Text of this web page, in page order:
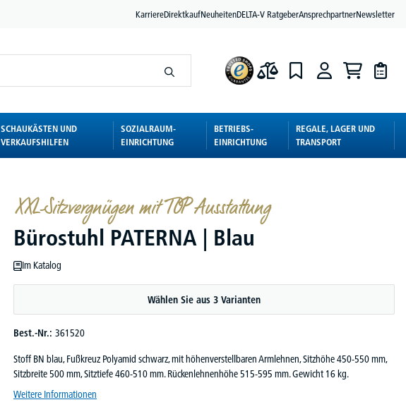
KarriereDirektkaufNeuheitenDELTA-V RatgeberAnsprechpartnerNewsletter
SCHAUKÄSTEN UND
VERKAUFSHILFEN
SOZIALRAUM-
EINRICHTUNG
BETRIEBS-
EINRICHTUNG
REGALE, LAGER UND
TRANSPORT
XXL-Sitzvergnügen mit TOP Ausstattung
Bürostuhl PATERNA | Blau
Im Katalog
Wählen Sie aus 3 Varianten
Best.-Nr.: 361520
Stoff BN blau, Fußkreuz Polyamid schwarz, mit höhenverstellbaren Armlehnen, Sitzhöhe 450-550 mm,
Sitzbreite 500 mm, Sitztiefe 460-510 mm. Rückenlehnenhöhe 515-595 mm. Gewicht 16 kg.
Weitere Informationen